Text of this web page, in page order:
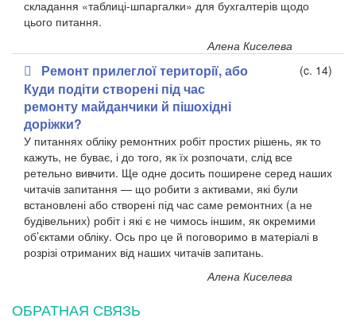
складання «таблиці-шпаргалки» для бухгалтерів щодо
цього питання.
Алена Киселева
Ремонт прилеглої території, або
Куди подіти створені під час
ремонту майданчики й пішохідні
доріжки?
(c. 14)
У питаннях обліку ремонтних робіт простих рішень, як то
кажуть, не буває, і до того, як їх розпочати, слід все
ретельно вивчити. Ще одне досить поширене серед наших
читачів запитання — що робити з активами, які були
встановлені або створені під час саме ремонтних (а не
будівельних) робіт і які є не чимось іншим, як окремими
об’єктами обліку. Ось про це й поговоримо в матеріалі в
розрізі отриманих від наших читачів запитань.
Алена Киселева
ОБРАТНАЯ СВЯЗЬ